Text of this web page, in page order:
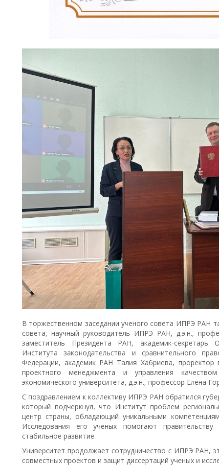
В торжественном заседании ученого совета ИПРЭ РАН
совета, научный руководитель ИПРЭ РАН, д.э.н.,
заместитель Президента РАН, академик-секретарь
Института законодательства и сравнительного
Федерации, академик РАН Талия Хабриева,
проектного менеджмента и управления качеством
экономического университета, д.э.н., профессор Елена
С поздравлением к коллективу ИПРЭ РАН обратился
который подчеркнул, что Институт проблем
центр страны, обладающий уникальными
Исследования его ученых помогают
стабильное развитие.
Университет продолжает сотрудничество с ИПРЭ РАН,
совместных проектов и защит диссертаций ученых и